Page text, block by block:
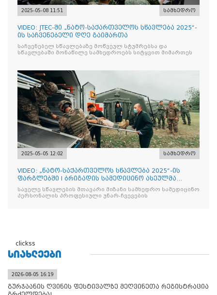
2025-05-08 11:51 სამხედრო
VIDEO: JTEC-ში „ნატო-საქართველოს სწავლება 2025“-
ის საჩვენებელი დღე გაიმართა
საჩვენებელ სწავლებაზე მოწვეულ სტუმრებსა და
სწავლებაში მონაწილე სამხედროებს სიტყვით მიმართეს
2025-05-05 12:02 სამხედრო
VIDEO: „ნატო-საქართველოს სწავლება 2025“-ის
ფარგლებში I ბრიგადის სამედიცინო ასეულმა
საველე ჰოსპიტალის
საველე სწავლების მთავარი მიზანი სამხედრო სამედიცინო
პერსონალის პროფესიული უნარ-ჩვევების
clickss
ᲡᲘᲐᲮᲚᲔᲔᲑᲘ
2026-08-05 16:19
გურჯაანის ღვინის ფესტივალზე მეღვინეთა რეგისტრაცია